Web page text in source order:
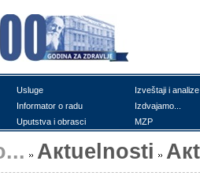
Uslugе
Izvеštајi i аnаlizе
Infоrmаtоr о rаdu
Izdvајаmо...
Uputstvа i оbrаsci MZP
Акtuеlnоsti